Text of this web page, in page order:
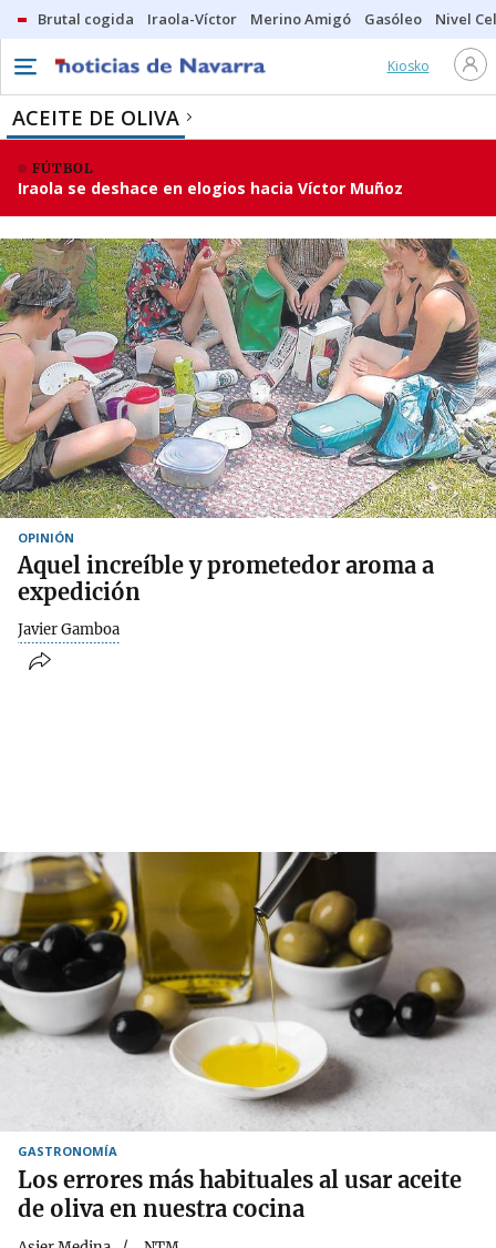
Brutal cogida Iraola-Víctor Merino Amigó Gasóleo Nivel
Kiosko
ACEITE DE OLIVA
FÚTBOL
Iraola se deshace en elogios hacia Víctor Muñoz
OPINIÓN
Aquel increíble y prometedor aroma a
expedición
Javier Gamboa
GASTRONOMÍA
Los errores más habituales al usar aceite
de oliva en nuestra cocina